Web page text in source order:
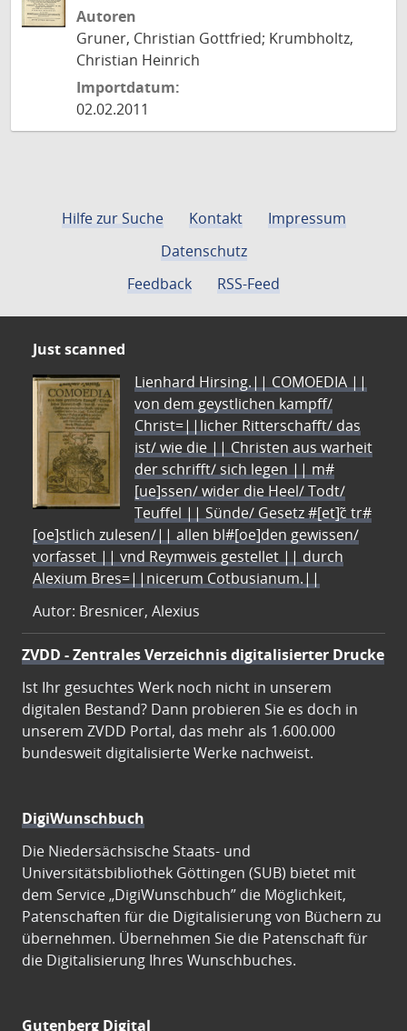
Autoren
Gruner, Christian Gottfried; Krumbholtz,
Christian Heinrich
Importdatum:
02.02.2011
Hilfe zur Suche Kontakt
Impressum
Datenschutz
Feedback
RSS-Feed
Just scanned
Lienhard Hirsing.|| COMOEDIA ||
von dem geystlichen kampff/
Christ=||licher Ritterschafft/ das
ist/ wie die || Christen aus warheit
der schrifft/ sich legen || m#
[ue]ssen/ wider die Heel/ Todt/
Teuffel || Sünde/ Gesetz #[et]c̃ tr#
[oe]stlich zulesen/|| allen bl#[oe]den gewissen/
vorfasset || vnd Reymweis gestellet || durch
Alexium Bres=||nicerum Cotbusianum.||
Autor: Bresnicer, Alexius
ZVDD - Zentrales Verzeichnis digitalisierter Drucke
Ist Ihr gesuchtes Werk noch nicht in unserem
digitalen Bestand? Dann probieren Sie es doch in
unserem ZVDD Portal, das mehr als 1.600.000
bundesweit digitalisierte Werke nachweist.
DigiWunschbuch
Die Niedersächsische Staats- und
Universitätsbibliothek Göttingen (SUB) bietet mit
dem Service „DigiWunschbuch” die Möglichkeit,
Patenschaften für die Digitalisierung von Büchern zu
übernehmen. Übernehmen Sie die Patenschaft für
die Digitalisierung Ihres Wunschbuches.
Gutenberg Digital